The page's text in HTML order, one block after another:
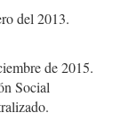
del 2013.
de 2015.
Social